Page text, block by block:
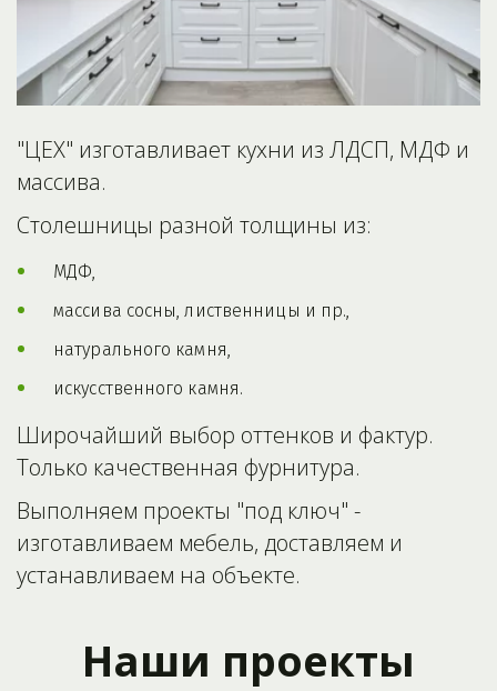
"ЦЕХ" изготавливает кухни из ЛДСП, МДФ и
массива.
Столешницы разной толщины из:
МДФ,
массива сосны, лиственницы и пр.,
натурального камня,
искусственного камня.
Широчайший выбор оттенков и фактур.
Только качественная фурнитура.
Выполняем проекты "под ключ" -
изготавливаем мебель, доставляем и
устанавливаем на объекте.
Наши проекты